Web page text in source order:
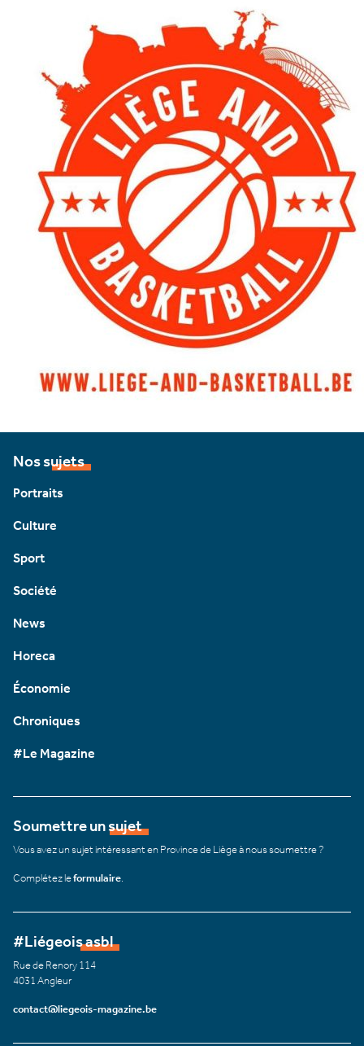
Nos sujets
Portraits
Culture
Sport
Société
News
Horeca
Économie
Chroniques
#Le Magazine
Soumettre un sujet
Vous avez un sujet intéressant en Province de Liège à nous soumettre ?
Complétez leformulaire
#Liégeois asbl
Rue de Renory 114
4031 Angleur
contact@liegeois-magazine.be